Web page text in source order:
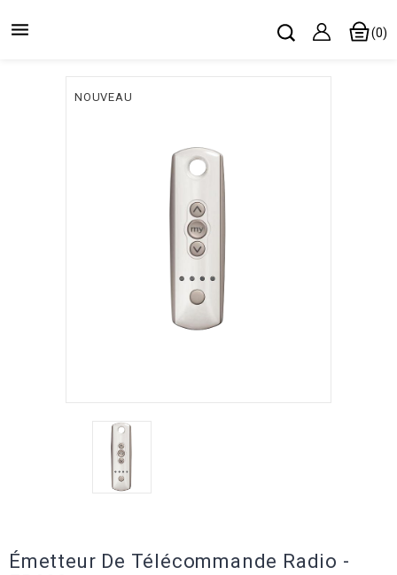
 (0)
NOUVEAU
Émetteur De Télécommande Radio -